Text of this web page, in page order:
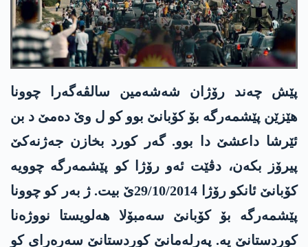
پێش چەند رۆژان شەشەمین سالڤەگەرا چوونا
ھێزێن پێشمەرگە بۆ کۆبانێ بوو کو ل وێ دەمێ د بن
ئێرشا داعشێ دا بوو. گەر کورد بخازن جەژنەکێ
پیرۆز بکەن، دڤێت ئەو رۆژا کو پێشمەرگە چوویە
کۆبانێ ئانکو رۆژا 29/10/2014ێ بیت. ژ بەر کو چوونا
پێشمەرگە بۆ کۆبانێ سەمبۆلا هەلویستا نووژەنا
کوردستانێ یە. پەرلەمانێ کوردستانێ سەرەرای کو